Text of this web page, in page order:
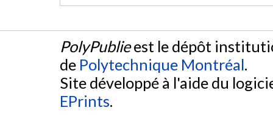
PolyPublieest le dépôt
de Polytechnique Montréal.
Site développé à l'aide du
EPrints.